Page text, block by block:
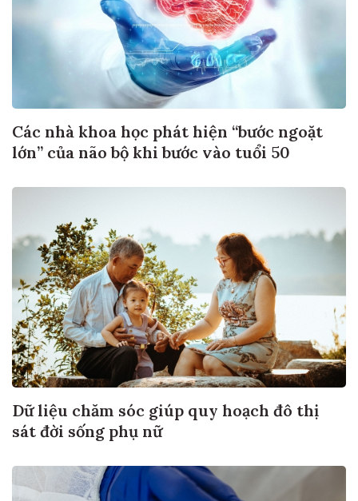
Các nhà khoa học phát hiện “bước ngoặt
lớn” của não bộ khi bước vào tuổi 50
Dữ liệu chăm sóc giúp quy hoạch đô thị
sát đời sống phụ nữ